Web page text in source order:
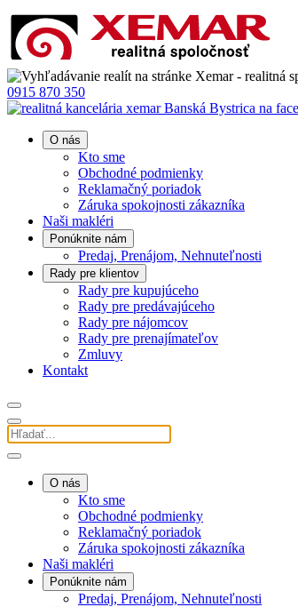
0915 870 350
O nás
Kto sme
Obchodné podmienky
Reklamačný poriadok
Záruka spokojnosti zákazníka
Naši makléri
Ponúknite nám
Predaj, Prenájom, Nehnuteľnosti
Rady pre klientov
Rady pre kupujúceho
Rady pre predávajúceho
Rady pre nájomcov
Rady pre prenajímateľov
Zmluvy
Kontakt
O nás
Kto sme
Obchodné podmienky
Reklamačný poriadok
Záruka spokojnosti zákazníka
Naši makléri
Ponúknite nám
Predaj, Prenájom, Nehnuteľnosti